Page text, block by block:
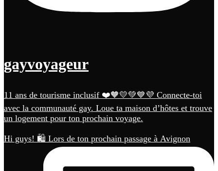
gayvoyageur
11 ans de tourisme inclusif ❤️🧡💛💚💙💜 Connecte-toi
avec la communauté gay. Loue ta maison d’hôtes et trouve
un logement pour ton prochain voyage.
Hi guys! 🛍️ Lors de ton prochain passage à Avignon